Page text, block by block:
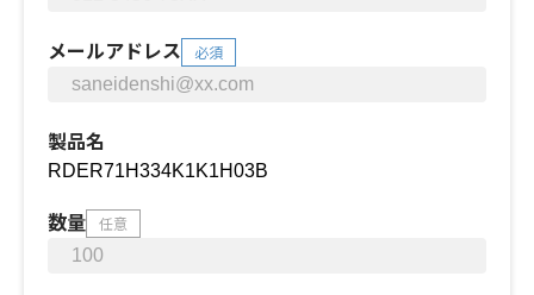
メールアドレス 必須
製品名
数量 任意